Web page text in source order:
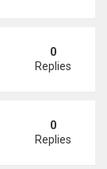
vì tôi luôn trả
0
Replies
Matter?0
Replies